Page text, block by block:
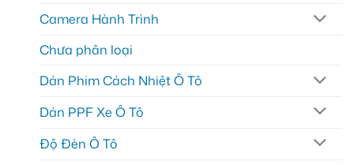
Camera Hành Trình
Chưa phân loại
Dán Phim Cách Nhiệt Ô Tô
Dán PPF Xe Ô Tô
Độ Đèn Ô Tô